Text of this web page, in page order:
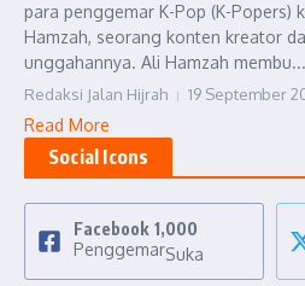
para penggemar K-Pop (K-Popers)
Hamzah, seorang konten kreator
unggahannya. Ali Hamzah membu...
Redaksi Jalan Hijrah 19 September
Read More
Social Icons
Facebook 1,000
PenggemarSuka